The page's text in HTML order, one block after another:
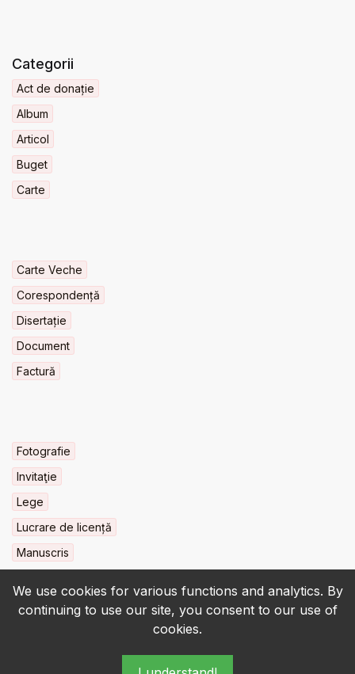
We use cookies for various functions and analytics. By
continuing to use our site, you consent to our use of
cookies.
Categorii
Act de donație
Album
Articol
Buget
Carte
Carte Veche
Corespondență
Disertație
Document
Factură
Fotografie
Invitaţie
Lege
Lucrare de licență
Manuscris
© 2022-2026 • BCU „Carol I” - All rights reserved.